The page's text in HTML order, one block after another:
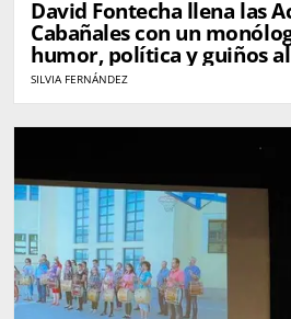
David Fontecha llena las
Cabañales con un
humor, política y guiños
Zamora
SILVIA FERNÁNDEZ